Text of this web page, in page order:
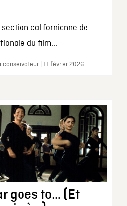
section californienne de
du film...
conservateur | 11 février 2026
goes to… (Et